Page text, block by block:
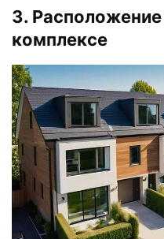
3.
комплексе